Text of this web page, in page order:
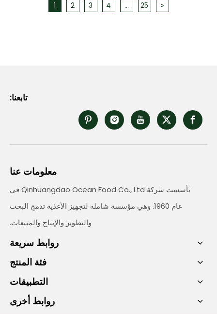
بأساس الحالة النفسية
1 2 3 4 ... 25 »
تابعنا:
معلومات عنا
تأسست شركة Qinhuangdao Ocean Food Co., Ltd في
عام 1960. وهي مؤسسة شاملة لتجهيز الأغذية تدمج البحث
والتطوير والإنتاج والمبيعات.
روابط سريعة
فئة المنتج
التطبيقات
روابط أخرى